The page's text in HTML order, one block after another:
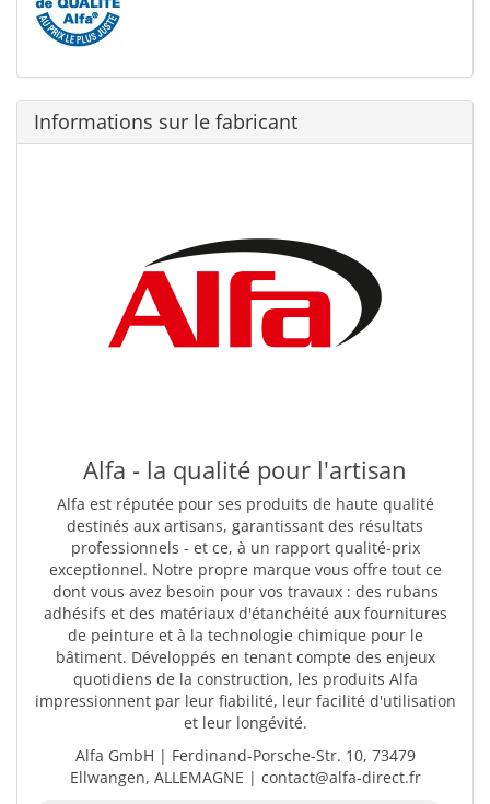
Informations sur le fabricant
Alfa - la qualité pour l'artisan
Alfa est réputée pour ses produits de haute qualité
destinés aux artisans, garantissant des résultats
professionnels - et ce, à un rapport qualité-prix
exceptionnel. Notre propre marque vous offre tout ce
dont vous avez besoin pour vos travaux : des rubans
adhésifs et des matériaux d'étanchéité aux fournitures
de peinture et à la technologie chimique pour le
bâtiment. Développés en tenant compte des enjeux
quotidiens de la construction, les produits Alfa
impressionnent par leur fiabilité, leur facilité d'utilisation
et leur longévité.
Alfa GmbH | Ferdinand-Porsche-Str. 10, 73479
Ellwangen, ALLEMAGNE | contact@alfa-direct.fr